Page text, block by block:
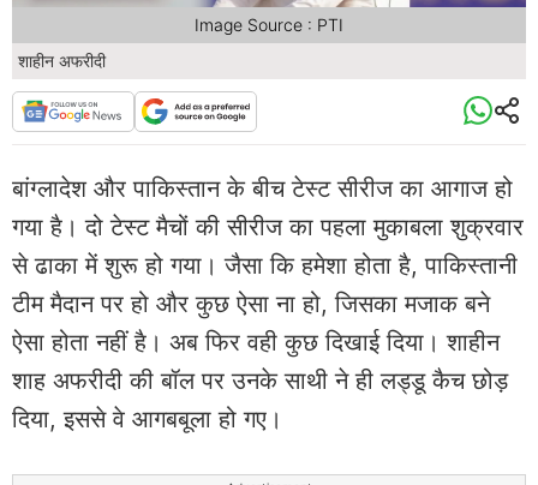
शाहीन अफरीदी
Image Source : PTI
बांग्लादेश और पाकिस्तान के बीच टेस्ट सीरीज का आगाज हो
गया है। दो टेस्ट मैचों की सीरीज का पहला मुकाबला शुक्रवार
से ढाका में शुरू हो गया। जैसा कि हमेशा होता है, पाकिस्तानी
टीम मैदान पर हो और कुछ ऐसा ना हो, जिसका मजाक बने
ऐसा होता नहीं है। अब फिर वही कुछ दिखाई दिया। शाहीन
शाह अफरीदी की बॉल पर उनके साथी ने ही लड्डू कैच छोड़
दिया, इससे वे आगबबूला हो गए।